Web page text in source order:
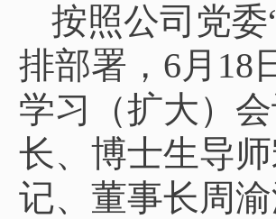
按照公司党
排部署，6月18
学习（扩大）
长、博士生导
记、董事长周